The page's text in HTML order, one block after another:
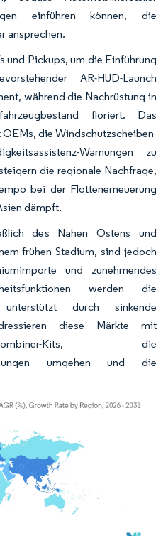
einführen können, die
ansprechen.
und Pickups, um die Einführung
AR-HUD-Launch
während die Nachrüstung in
floriert. Das
die Windschutzscheiben-
Warnungen zu
die regionale Nachfrage,
bei der Flottenerneuerung
dämpft.
des Nahen Ostens und
frühen Stadium, sind jedoch
und zunehmendes
werden die
durch sinkende
diese Märkte mit
Kits, die
umgehen und die